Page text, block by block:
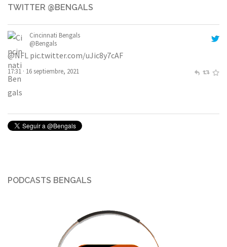
TWITTER @BENGALS
Cincinnati Bengals
@Bengals
@NFL pic.twitter.com/uJic8y7cAF
17:31 · 16 septiembre, 2021
PODCASTS BENGALS